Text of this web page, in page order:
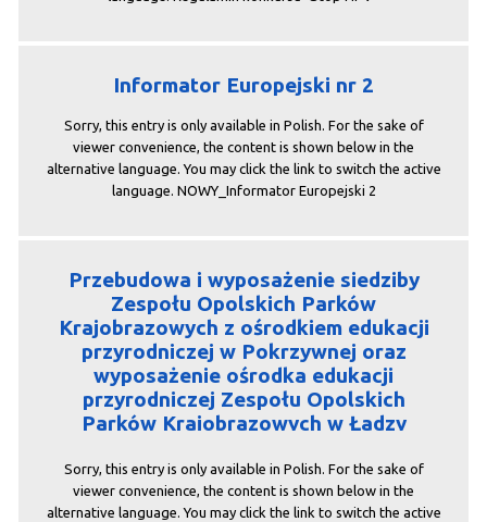
Informator Europejski nr 2
Sorry, this entry is only available in Polish. For the sake of
viewer convenience, the content is shown below in the
alternative language. You may click the link to switch the active
language. NOWY_Informator Europejski 2
Przebudowa i wyposażenie siedziby
Zespołu Opolskich Parków
Krajobrazowych z ośrodkiem edukacji
przyrodniczej w Pokrzywnej oraz
wyposażenie ośrodka edukacji
przyrodniczej Zespołu Opolskich
Parków Krajobrazowych w Ładzy
Sorry, this entry is only available in Polish. For the sake of
viewer convenience, the content is shown below in the
alternative language. You may click the link to switch the active